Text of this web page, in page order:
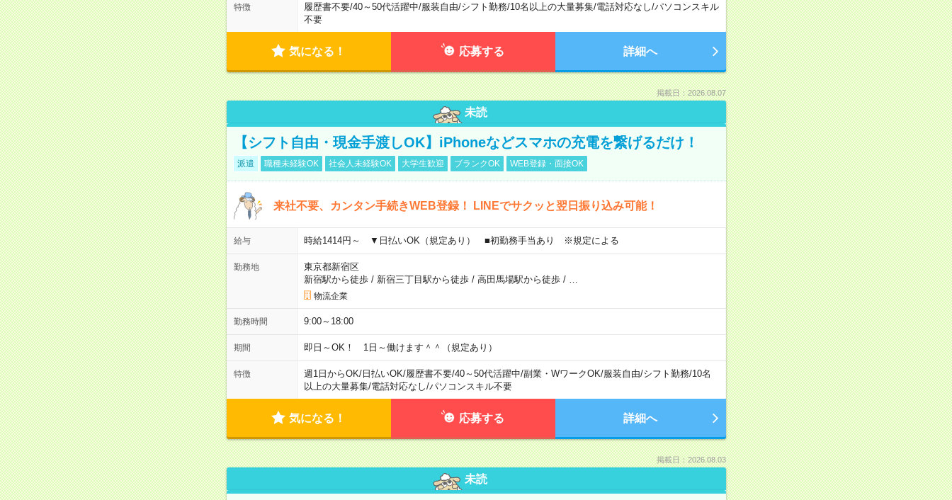
特徴 履歴書不要/40～50代活躍中/服装自由/シフト勤務/10名以上の大量募集/電話対応なし/パソコンスキル
不要
気になる！ 応募する 詳細へ
掲載日：2026.08.07
未読
【シフト自由・現金手渡しOK】iPhoneなどスマホの充電を繋げるだけ！
派遣 職種未経験OK 社会人未経験OK 大学生歓迎 ブランクOK WEB登録・面接OK
来社不要、カンタン手続きWEB登録！ LINEでサクッと翌日振り込み可能！
給与 時給1414円～ ▼日払いOK（規定あり） ■初勤務手当あり ※規定による
勤務地
東京都新宿区
新宿駅から徒歩/ 新宿三丁目駅から徒歩/ 高田馬場駅から徒歩/
物流企業
勤務時間 9:00～18:00
期間 即日～OK！ 1日～働けます＾＾（規定あり）
特徴 週1日からOK/日払いOK/履歴書不要/40～50代活躍中/副業・WワークOK/服装自由/シフト勤務/10名
以上の大量募集/電話対応なし/パソコンスキル不要
気になる！ 応募する 詳細へ
掲載日：2026.08.03
未読